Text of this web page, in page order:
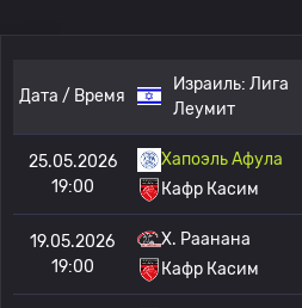
Дата / Время
Израиль: Лига
Леумит
25.05.2026
19:00
Хапоэль Афула
Кафр Касим
19.05.2026
19:00
Х. Раанана
Кафр Касим